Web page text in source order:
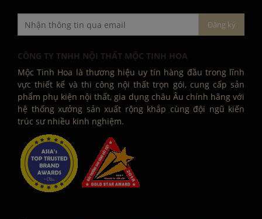
CÔNG TY TNHH NỘI THẤT MỘC TINH HOA
Mộc Tinh Hoa là thương hiệu uy tín hàng đầu trong lĩnh
vực thiết kế và thi công nội thất trọn gói, cung cấp sản
phẩm phụ kiện nội thất, gia dụng châu Âu chính hãng với
hệ thống xưởng sản xuất rộng khắp cùng đội ngũ kiến
trúc sư nhiều kinh nghiệm.